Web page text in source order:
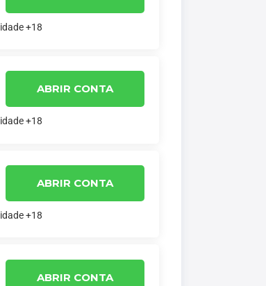
+18
ABRIR CONTA
+18
ABRIR CONTA
+18
ABRIR CONTA